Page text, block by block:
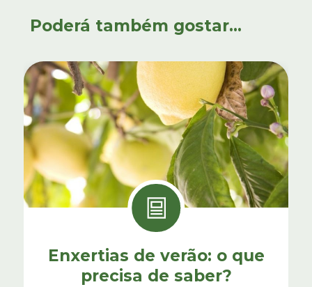
Poderá também gostar...
Enxertias de verão: o que
precisa de saber?